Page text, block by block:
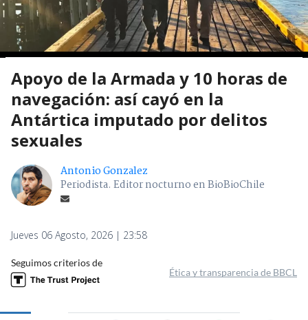
Apoyo de la Armada y 10 horas de
navegación: así cayó en la
Antártica imputado por delitos
sexuales
Antonio Gonzalez
Periodista. Editor nocturno en BioBioChile
Jueves 06 Agosto, 2026 | 23:58
Seguimos criterios de
Ética y transparencia de BBCL